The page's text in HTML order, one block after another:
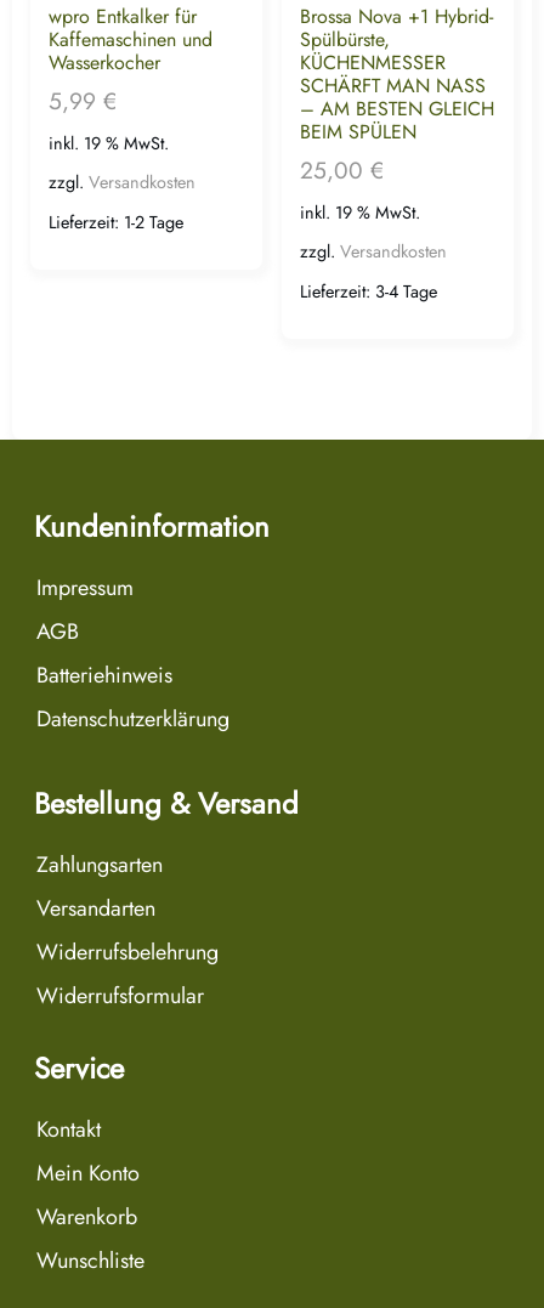
wpro Entkalker für
Kaffemaschinen und
Wasserkocher
5,99 €
inkl. 19 % MwSt.
zzgl. Versandkosten
Lieferzeit: 1-2 Tage
Brossa Nova +1 Hybrid-
Spülbürste,
KÜCHENMESSER
SCHÄRFT MAN NASS
– AM BESTEN GLEICH
BEIM SPÜLEN
25,00 €
inkl. 19 % MwSt.
zzgl. Versandkosten
Lieferzeit: 3-4 Tage
Kundeninformation
Impressum
AGB
Batteriehinweis
Datenschutzerklärung
Bestellung & Versand
Zahlungsarten
Versandarten
Widerrufsbelehrung
Widerrufsformular
Service
Kontakt
Mein Konto
Warenkorb
Wunschliste